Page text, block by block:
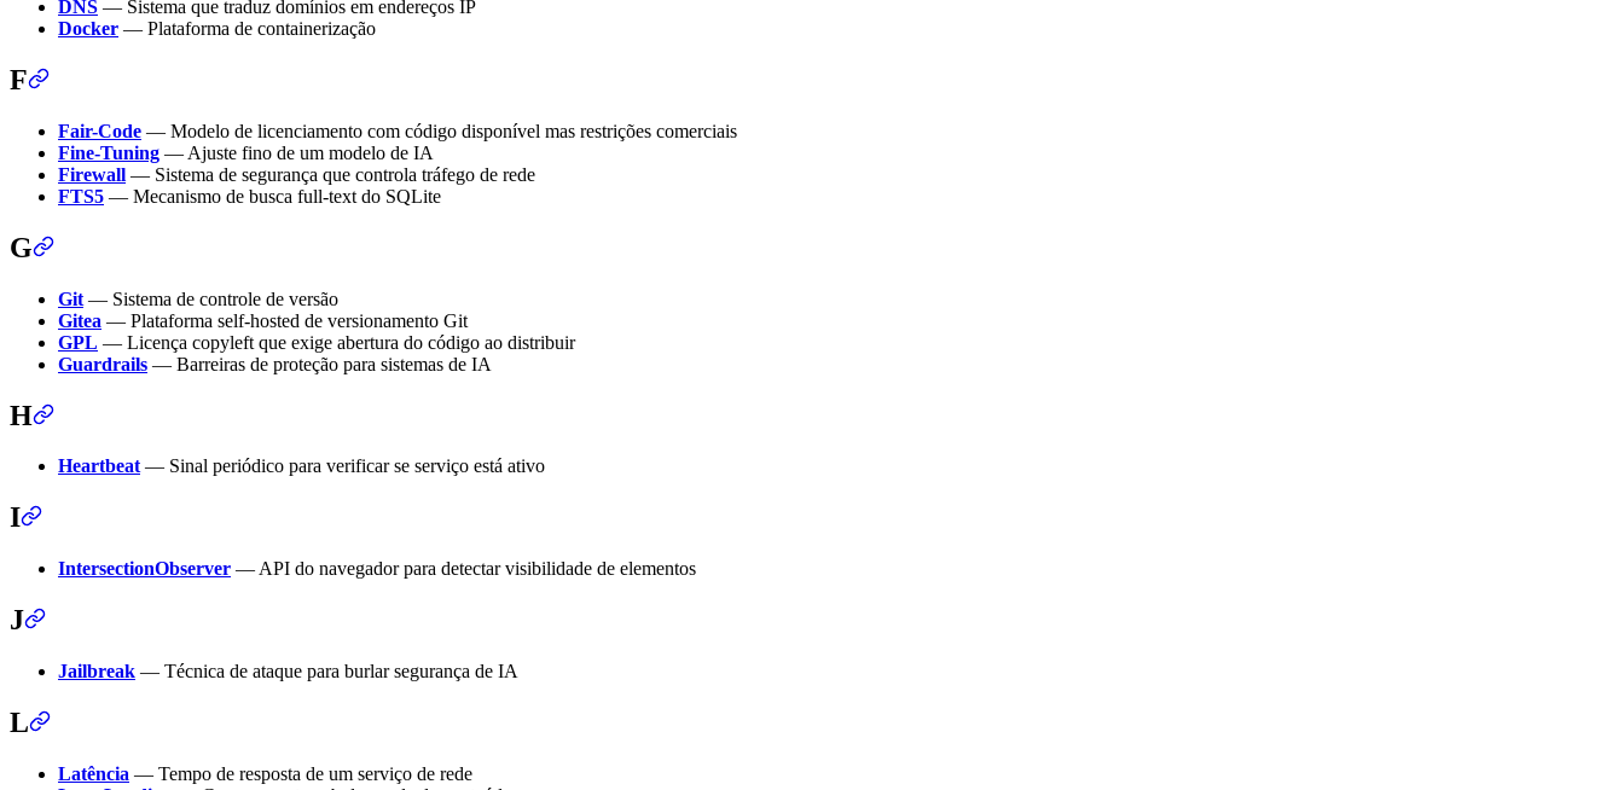
DNS — Sistema que traduz domínios em endereços IP
Docker — Plataforma de containerização
F
Fair-Code — Modelo de licenciamento com código disponível mas restrições comerciais
Fine-Tuning — Ajuste fino de um modelo de IA
Firewall — Sistema de segurança que controla tráfego de rede
FTS5 — Mecanismo de busca full-text do SQLite
G
Git — Sistema de controle de versão
Gitea — Plataforma self-hosted de versionamento Git
GPL — Licença copyleft que exige abertura do código ao distribuir
Guardrails — Barreiras de proteção para sistemas de IA
H
Heartbeat— Sinal periódico para verificar se serviço está ativo
I
IntersectionObserver — API do navegador para detectar visibilidade de elementos
J
Jailbreak — Técnica de ataque para burlar segurança de IA
L
Latência — Tempo de resposta de um serviço de rede